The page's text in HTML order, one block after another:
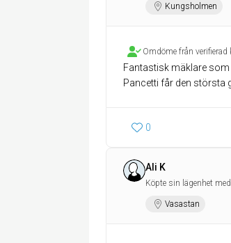
Kungsholmen
Omdöme från verifierad
Fantastisk mäklare
Pancetti får den största
0
Ali K
Köpte sin lägenhet
Vasastan